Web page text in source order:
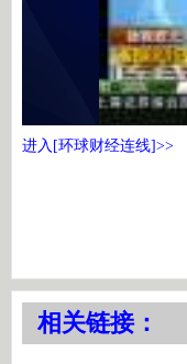
进入[环球财经连线]>>
相关链接：